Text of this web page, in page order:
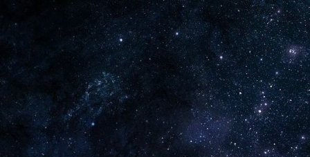
Plus de 2800 critiques de films